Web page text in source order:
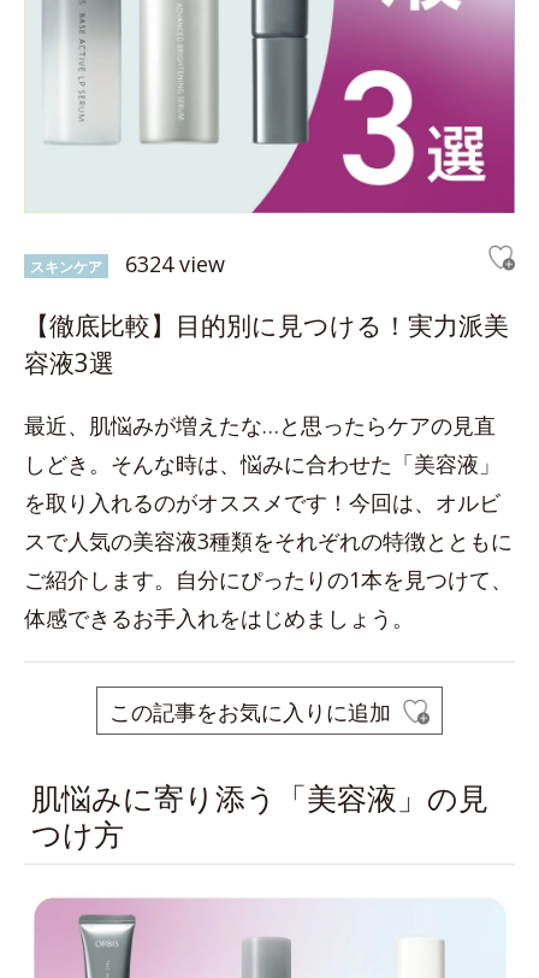
スキンケア 6324 view
【徹底比較】目的別に見つける！実力派美
容液3選
最近、肌悩みが増えたな…と思ったらケアの見直
しどき。そんな時は、悩みに合わせた「美容液」
を取り入れるのがオススメです！今回は、オルビ
スで人気の美容液3種類をそれぞれの特徴とともに
ご紹介します。自分にぴったりの1本を見つけて、
体感できるお手入れをはじめましょう。
この記事をお気に入りに追加
肌悩みに寄り添う「美容液」の見
つけ方